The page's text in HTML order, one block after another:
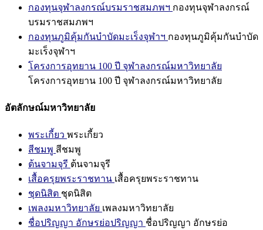
กองทุนจุฬาลงกรณ์บรมราชสมภพฯ กองทุนจุฬาลงกรณ์
บรมราชสมภพฯ
กองทุนภูมิคุ้มกันบำบัดมะเร็งจุฬาฯ กองทุนภูมิคุ้มกันบำบัด
มะเร็งจุฬาฯ
โครงการอุทยาน 100 ปี จุฬาลงกรณ์มหาวิทยาลัย
โครงการอุทยาน 100 ปี จุฬาลงกรณ์มหาวิทยาลัย
อัตลักษณ์มหาวิทยาลัย
พระเกี้ยว พระเกี้ยว
สีชมพู สีชมพู
ต้นจามจุรี ต้นจามจุรี
เสื้อครุยพระราชทาน เสื้อครุยพระราชทาน
ชุดนิสิต ชุดนิสิต
เพลงมหาวิทยาลัย เพลงมหาวิทยาลัย
ชื่อปริญญา อักษรย่อปริญญา ชื่อปริญญา อักษรย่อ